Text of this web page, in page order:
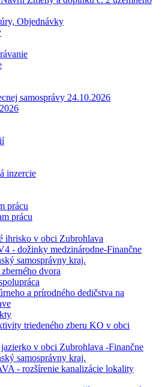
Objednávky
samosprávy 24.10.2026
inzercie
prácu
prácu
ihrisko v obci Zubrohlava
- dožinky medzinárodne-Finančne
samosprávny kraj.
dvora
a prírodného dedičstva na
triedeného zberu KO v obci
v obci Zubrohlava -Finančne
samosprávny kraj.
- rozšírenie kanalizácie lokality